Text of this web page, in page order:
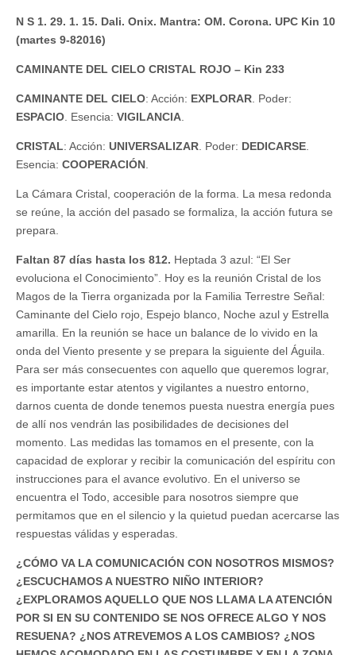
N S 1. 29. 1. 15. Dali. Onix. Mantra: OM. Corona. UPC Kin 10
(martes 9-82016)
CAMINANTE DEL CIELO CRISTAL ROJO – Kin 233
CAMINANTE DEL CIELO: Acción: EXPLORAR. Poder:
ESPACIO. Esencia: VIGILANCIA.
CRISTAL: Acción: UNIVERSALIZAR. Poder: DEDICARSE.
Esencia: COOPERACIÓN.
La Cámara Cristal, cooperación de la forma. La mesa redonda
se reúne, la acción del pasado se formaliza, la acción futura se
prepara.
Faltan 87 días hasta los 812. Heptada 3 azul: “El Ser
evoluciona el Conocimiento”. Hoy es la reunión Cristal de los
Magos de la Tierra organizada por la Familia Terrestre Señal:
Caminante del Cielo rojo, Espejo blanco, Noche azul y Estrella
amarilla. En la reunión se hace un balance de lo vivido en la
onda del Viento presente y se prepara la siguiente del Águila.
Para ser más consecuentes con aquello que queremos lograr,
es importante estar atentos y vigilantes a nuestro entorno,
darnos cuenta de donde tenemos puesta nuestra energía pues
de allí nos vendrán las posibilidades de decisiones del
momento. Las medidas las tomamos en el presente, con la
capacidad de explorar y recibir la comunicación del espíritu con
instrucciones para el avance evolutivo. En el universo se
encuentra el Todo, accesible para nosotros siempre que
permitamos que en el silencio y la quietud puedan acercarse las
respuestas válidas y esperadas.
¿CÓMO VA LA COMUNICACIÓN CON NOSOTROS MISMOS?
¿ESCUCHAMOS A NUESTRO NIÑO INTERIOR?
¿EXPLORAMOS AQUELLO QUE NOS LLAMA LA ATENCIÓN
POR SI EN SU CONTENIDO SE NOS OFRECE ALGO Y NOS
RESUENA? ¿NOS ATREVEMOS A LOS CAMBIOS? ¿NOS